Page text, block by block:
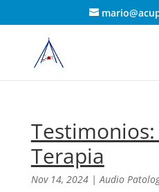
Terapia
Nov 14, 2024|Audio